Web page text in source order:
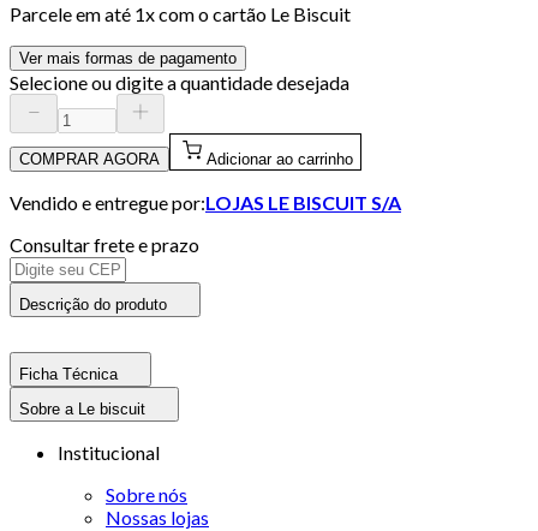
Parcele em até 1x com o cartão Le Biscuit
Ver mais formas de pagamento
Selecione ou digite a quantidade desejada
COMPRAR AGORA Adicionar ao carrinho
Vendido e entregue por:LOJAS LE BISCUIT S/A
Consultar frete e prazo
Descrição do produto
Ficha Técnica
Sobre a Le biscuit
Institucional
Sobre nós
Nossas lojas